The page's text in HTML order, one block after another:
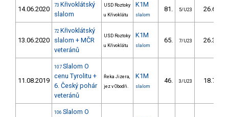
14.06.2020 73 Křivoklátský
slalom
USD Roztoky
u Křivoklátu
K1M
slalom
81. 5/U23 26.64
13.06.2020
72 Křivoklátský
slalom + MČR
veteránů
USD Roztoky
u Křivoklátu
K1M
slalom
65. 7/U23 26.39
11.08.2019
107 Slalom O
cenu Tyrolitu +
6. Český pohár
veteránů
Řeka Jizera,
jez v Obodři.
K1M
slalom
46. 3/U23 18.71
106 Slalom O